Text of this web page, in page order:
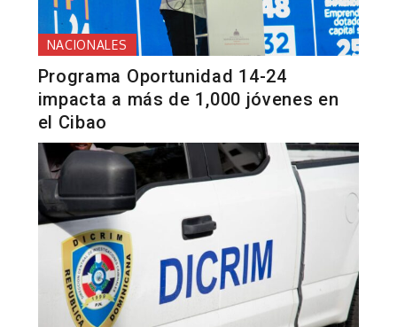
NACIONALES
Programa Oportunidad 14-24
impacta a más de 1,000 jóvenes en
el Cibao